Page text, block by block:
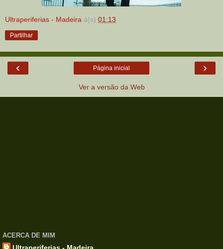
Ultraperiferias - Madeira à(s) 01:13
Partilhar
‹ ›
Página inicial
Ver a versão da Web
ACERCA DE MIM
Ultraperiferias - Madeira